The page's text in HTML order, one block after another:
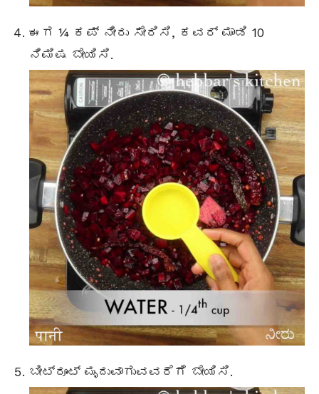
ಈಗ ¼ ಕಪ್ ನೀರು ಸೇರಿಸಿ, ಕವರ್ ಮಾಡಿ 10
ನಿಮಿಷ ಬೇಯಿಸಿ.
ಬೀಟ್ರೂಟ್ ಮೃದುವಾಗುವವರೆಗೆ ಬೇಯಿಸಿ.